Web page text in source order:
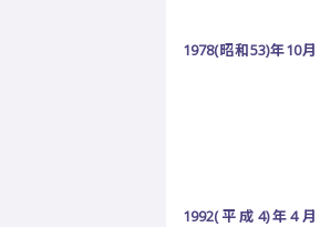
1978(昭和53)年10月
1992(平成4)年4月